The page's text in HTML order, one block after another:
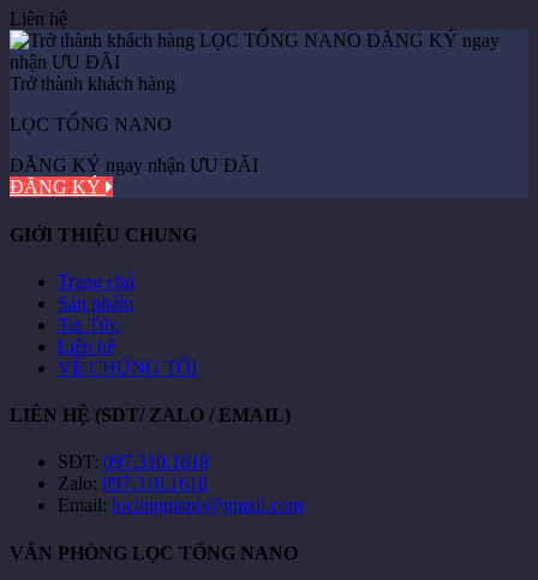
Liên hệ
Trở thành khách hàng
LỌC TỔNG NANO
ĐĂNG KÝ ngay nhận ƯU ĐÃI
ĐĂNG KÝ
GIỚI THIỆU CHUNG
Trang chủ
Sản phẩm
Tin Tức
Liên hệ
VỀ CHÚNG TÔI
LIÊN HỆ (SDT/ ZALO / EMAIL)
SĐT: 097.310.1618
Zalo: 097.310.1618
Email: loctongnano@gmail.com
VĂN PHÒNG LỌC TỔNG NANO